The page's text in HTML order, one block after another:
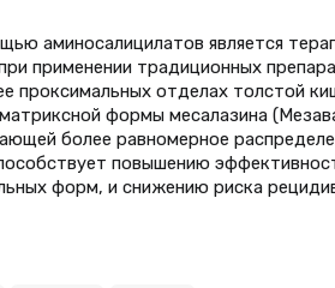
аминосалицилатов является
применении традиционных
проксимальных отделах толстой
формы месалазина
более равномерное
повышению
форм, и снижению риска